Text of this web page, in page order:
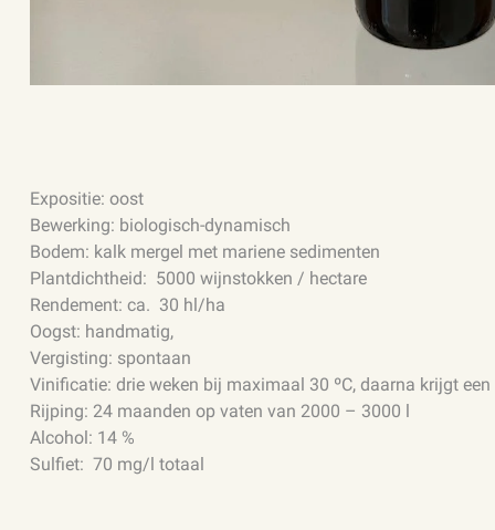
Expositie: oost
Bewerking: biologisch-dynamisch
Bodem: kalk mergel met mariene sedimenten
Plantdichtheid: 5000 wijnstokken / hectare
Rendement: ca. 30 hl/ha
Oogst: handmatig,
Vergisting: spontaan
Vinificatie: drie weken bij maximaal 30 ºC, daarna krijgt
Rijping: 24 maanden op vaten van 2000 – 3000 l
Alcohol: 14 %
Sulfiet: 70 mg/l totaal